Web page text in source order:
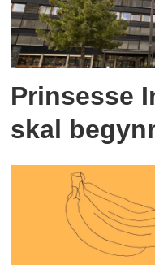
Prinsesse
skal